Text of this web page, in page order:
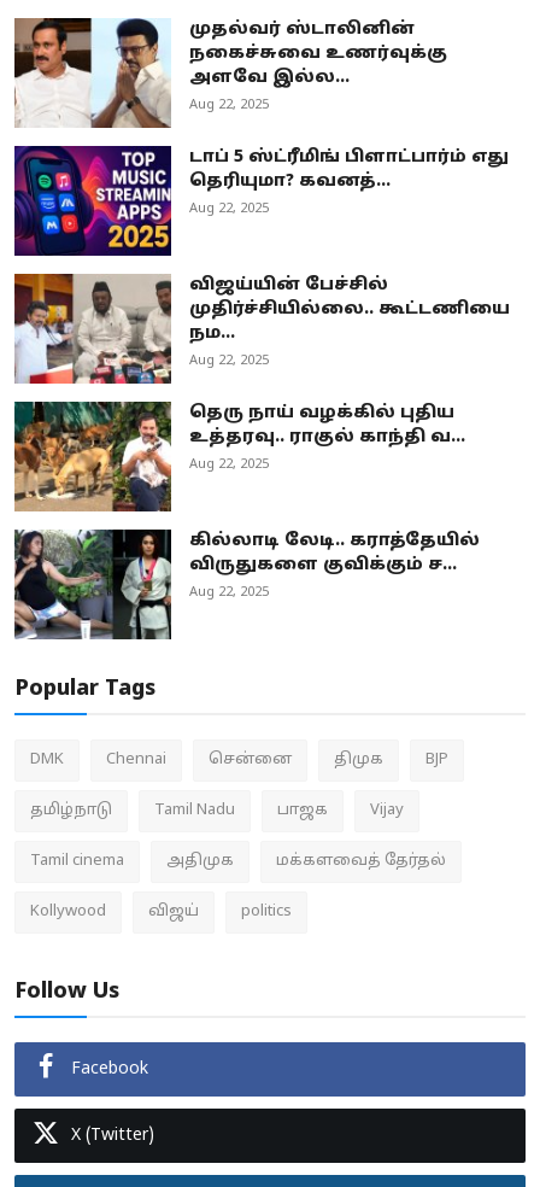
முதல்வர் ஸ்டாலினின்
நகைச்சுவை உணர்வுக்கு
அளவே இல்ல...
Aug 22, 2025
டாப் 5 ஸ்ட்ரீமிங் பிளாட்பார்ம் எது
தெரியுமா? கவனத்...
Aug 22, 2025
விஜய்யின் பேச்சில்
முதிர்ச்சியில்லை.. கூட்டணியை
நம...
Aug 22, 2025
தெரு நாய் வழக்கில் புதிய
உத்தரவு.. ராகுல் காந்தி வ...
Aug 22, 2025
கில்லாடி லேடி.. கராத்தேயில்
விருதுகளை குவிக்கும் ச...
Aug 22, 2025
Popular Tags
DMK Chennai சென்னை திமுக BJP
தமிழ்நாடு Tamil Nadu பாஜக Vijay
Tamil cinema அதிமுக மக்களவைத் தேர்தல்
Kollywood விஜய் politics
Follow Us
Facebook
X (Twitter)